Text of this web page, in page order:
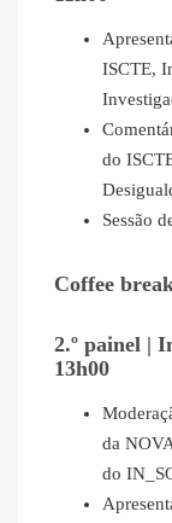
ISCTE,
do
Sessão
Coffee
2.º painel |
13h00
da
do